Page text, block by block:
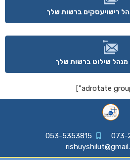
רישויעסקים ברשות שלך
שילוט ברשות שלך
073-
053-5353815